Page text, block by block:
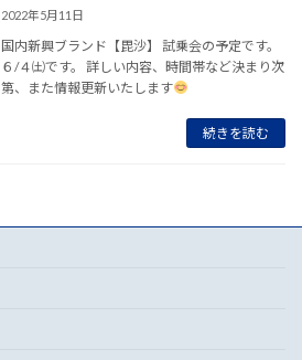
2022年5月11日
国内新興ブランド【毘沙】 試乗会の予定です。
６/４㈯です。 詳しい内容、時間帯など決まり次
第、また情報更新いたします
続きを読む